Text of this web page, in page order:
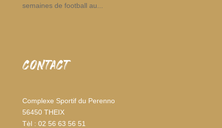
semaines de football au...
CONTACT
Complexe Sportif du Perenno
56450 THEIX
Tèl : 02 56 63 56 51